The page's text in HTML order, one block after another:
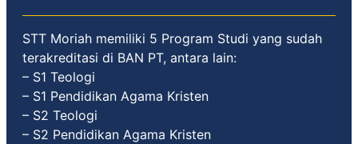
STT Moriah memiliki 5 Program Studi yang sudah
terakreditasi di BAN PT, antara lain:
– S1 Teologi
– S1 Pendidikan Agama Kristen
– S2 Teologi
– S2 Pendidikan Agama Kristen